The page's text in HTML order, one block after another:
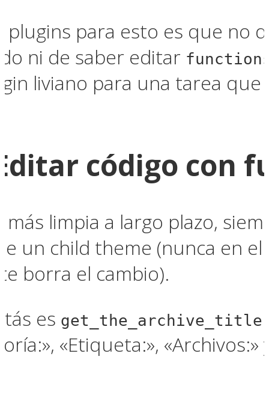
plugins para esto es que no
ni de saber editar
liviano para una tarea
código con
más limpia a largo plazo,
un child theme (nunca en
borra el cambio).
es get_the_archive_title
«Etiqueta:»,